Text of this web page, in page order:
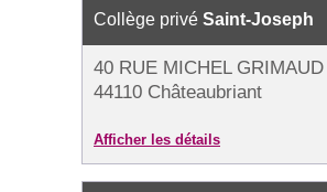
Collège privé Saint-Joseph
40 RUE MICHEL
44110 Châteaubriant
Afficher les détails